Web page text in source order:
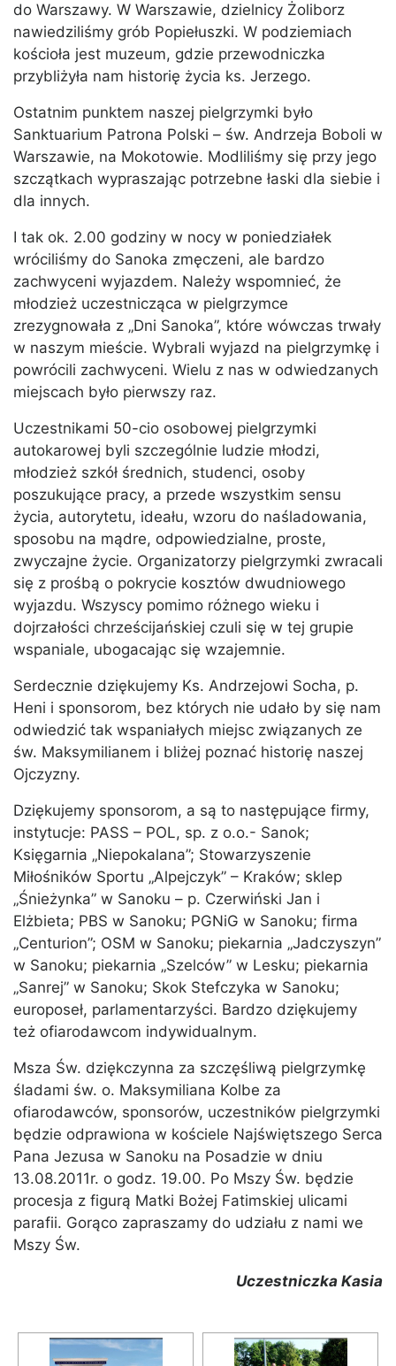
do Warszawy. W Warszawie, dzielnicy Żoliborz
nawiedziliśmy grób Popiełuszki. W podziemiach
kościoła jest muzeum, gdzie przewodniczka
przybliżyła nam historię życia ks. Jerzego.
Ostatnim punktem naszej pielgrzymki było
Sanktuarium Patrona Polski – św. Andrzeja Boboli w
Warszawie, na Mokotowie. Modliliśmy się przy jego
szczątkach wypraszając potrzebne łaski dla siebie i
dla innych.
I tak ok. 2.00 godziny w nocy w poniedziałek
wróciliśmy do Sanoka zmęczeni, ale bardzo
zachwyceni wyjazdem. Należy wspomnieć, że
młodzież uczestnicząca w pielgrzymce
zrezygnowała z „Dni Sanoka”, które wówczas trwały
w naszym mieście. Wybrali wyjazd na pielgrzymkę i
powrócili zachwyceni. Wielu z nas w odwiedzanych
miejscach było pierwszy raz.
Uczestnikami 50-cio osobowej pielgrzymki
autokarowej byli szczególnie ludzie młodzi,
młodzież szkół średnich, studenci, osoby
poszukujące pracy, a przede wszystkim sensu
życia, autorytetu, ideału, wzoru do naśladowania,
sposobu na mądre, odpowiedzialne, proste,
zwyczajne życie. Organizatorzy pielgrzymki zwracali
się z prośbą o pokrycie kosztów dwudniowego
wyjazdu. Wszyscy pomimo różnego wieku i
dojrzałości chrześcijańskiej czuli się w tej grupie
wspaniale, ubogacając się wzajemnie.
Serdecznie dziękujemy Ks. Andrzejowi Socha, p.
Heni i sponsorom, bez których nie udało by się nam
odwiedzić tak wspaniałych miejsc związanych ze
św. Maksymilianem i bliżej poznać historię naszej
Ojczyzny.
Dziękujemy sponsorom, a są to następujące firmy,
instytucje: PASS – POL, sp. z o.o.- Sanok;
Księgarnia „Niepokalana”; Stowarzyszenie
Miłośników Sportu „Alpejczyk” – Kraków; sklep
„Śnieżynka” w Sanoku – p. Czerwiński Jan i
Elżbieta; PBS w Sanoku; PGNiG w Sanoku; firma
„Centurion”; OSM w Sanoku; piekarnia „Jadczyszyn”
w Sanoku; piekarnia „Szelców” w Lesku; piekarnia
„Sanrej” w Sanoku; Skok Stefczyka w Sanoku;
europoseł, parlamentarzyści. Bardzo dziękujemy
też ofiarodawcom indywidualnym.
Msza Św. dziękczynna za szczęśliwą pielgrzymkę
śladami św. o. Maksymiliana Kolbe za
ofiarodawców, sponsorów, uczestników pielgrzymki
będzie odprawiona w kościele Najświętszego Serca
Pana Jezusa w Sanoku na Posadzie w dniu
13.08.2011r. o godz. 19.00. Po Mszy Św. będzie
procesja z figurą Matki Bożej Fatimskiej ulicami
parafii. Gorąco zapraszamy do udziału z nami we
Mszy Św.
Uczestniczka Kasia